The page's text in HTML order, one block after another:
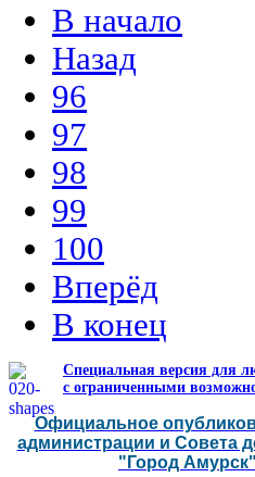
В начало
Назад
96
97
98
99
100
Вперёд
В конец
Специальная версия для
с ограниченными
Официальное
администрации и Совета
"Город Амурск"